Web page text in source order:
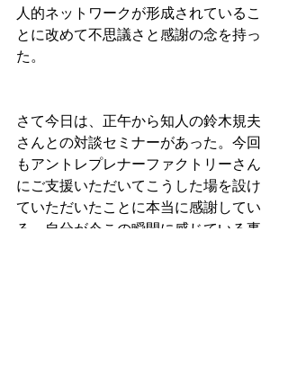
人的ネットワークが形成されているこ
とに改めて不思議さと感謝の念を持っ
た。
さて今日は、正午から知人の鈴木規夫
さんとの対談セミナーがあった。今回
もアントレプレナーファクトリーさん
にご支援いただいてこうした場を設け
ていただいたことに本当に感謝してい
る。自分が今この瞬間に感じている事